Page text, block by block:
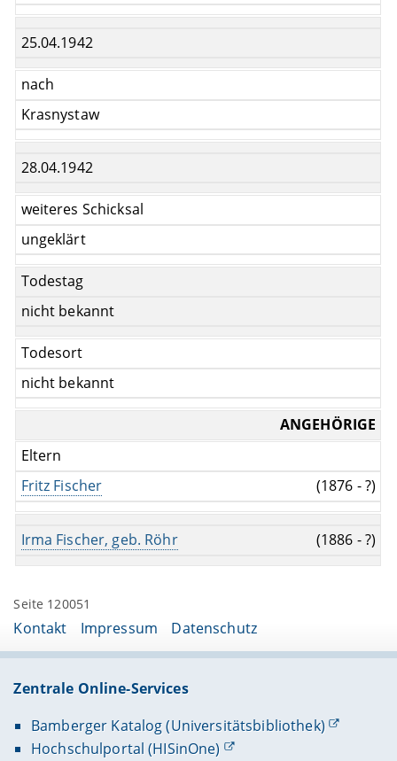
25.04.1942
nach
Krasnystaw
28.04.1942
weiteres Schicksal
ungeklärt
Todestag
nicht bekannt
Todesort
nicht bekannt
ANGEHÖRIGE
Eltern
Fritz Fischer
(1876 - ?)
Irma Fischer, geb. Röhr (1886 - ?)
Seite 120051
Kontakt Impressum Datenschutz
Zentrale Online-Services
Bamberger Katalog (Universitätsbibliothek)
Hochschulportal (HISinOne)